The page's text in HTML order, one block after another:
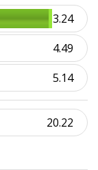
3.24
4.49
5.14
20.22